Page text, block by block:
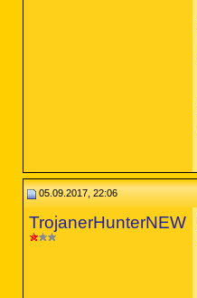
05.09.2017, 22:06
TrojanerHunterNEW